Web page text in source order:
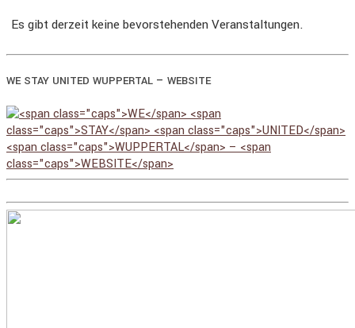
Es gibt derzeit keine bevorstehenden Veranstaltungen.
WE STAY UNITED WUPPERTAL – WEBSITE